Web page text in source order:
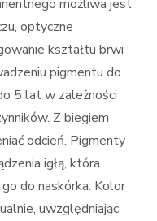
możliwa jest
optyczne
kształtu brwi
pigmentu do
5 lat w zależności
Z biegiem
odcień. Pigmenty
igłą, która
do naskórka. Kolor
uwzględniając